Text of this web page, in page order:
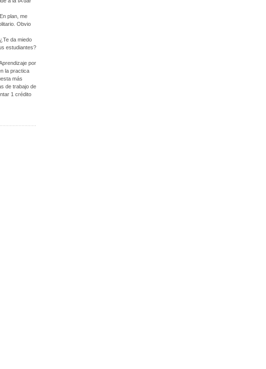
En plan, me
Obvio
¿Te da miedo
estudiantes?
por
la practica
más
de trabajo de
1 crédito